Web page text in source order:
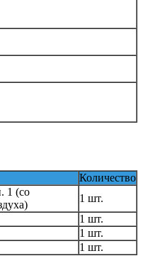
Количество
1 (со
1 шт.
1 шт.
1 шт.
1 шт.